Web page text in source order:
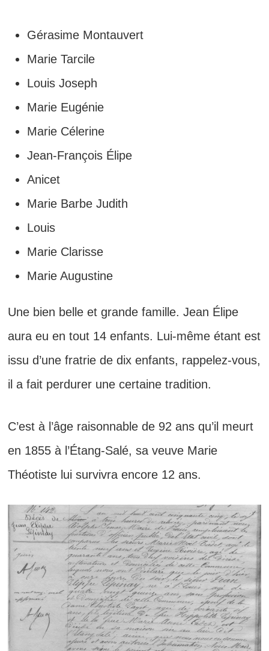
Gérasime Montauvert
Marie Tarcile
Louis Joseph
Marie Eugénie
Marie Célerine
Jean-François Élipe
Anicet
Marie Barbe Judith
Louis
Marie Clarisse
Marie Augustine
Une bien belle et grande famille. Jean Élipe
aura eu en tout 14 enfants. Lui-même étant est
issu d’une fratrie de dix enfants, rappelez-vous,
il a fait perdurer une certaine tradition.
C’est à l’âge raisonnable de 92 ans qu’il meurt
en 1855 à l’Étang-Salé, sa veuve Marie
Théotiste lui survivra encore 12 ans.